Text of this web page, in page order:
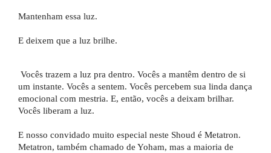
Mantenham essa luz.
E deixem que a luz brilhe.
Vocês trazem a luz pra dentro. Vocês a mantêm dentro de si
um instante. Vocês a sentem. Vocês percebem sua linda dança
emocional com mestria. E, então, vocês a deixam brilhar.
Vocês liberam a luz.
E nosso convidado muito especial neste Shoud é Metatron.
Metatron, também chamado de Yoham, mas a maioria de